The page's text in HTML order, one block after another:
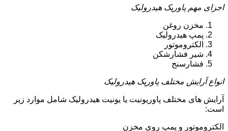
اجزای مهم پاورپک هیدرولیک
مخزن روغن
پمپ هیدرولیک
الکتروموتور
شیر فشارشکن
فشارسنج
انواع آرایش مختلف پاورپک هیدرولیک
آرایش های مختلف پاوریونیت یا یونیت هیدرولیک شامل موارد زیر
است:
الکتروموتور و پمپ روی مخزن